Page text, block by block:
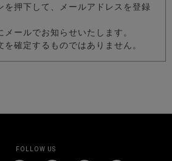
を押下して、メールアドレスを登録
ールでお知らせいたします。
確定するものではありません。
FOLLOW US